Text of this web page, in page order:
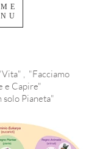
ME
NU
, "Facciamo
e Capire"
Pianeta"